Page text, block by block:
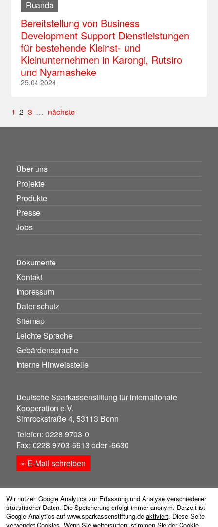
Ruanda
Bereitstellung von Business
Development Support Dienstleistungen
für bestehende Kleinst- und
Kleinunternehmen in Karongi, Rutsiro
und Nyamasheke
25.04.2024
1 2 3 … nächste
Über uns
Projekte
Produkte
Presse
Jobs
Dokumente
Kontakt
Impressum
Datenschutz
Sitemap
Leichte Sprache
Gebärdensprache
Interne Hinweisstelle
Deutsche Sparkassenstiftung für internationale
Kooperation e.V.
Simrockstraße 4, 53113 Bonn
Telefon: 0228 9703-0
Fax: 0228 9703-6613 oder -6630
» E-Mail schreiben
© sparkassenstiftung.de
Wir nutzen Google Analytics zur Erfassung und Analyse verschiedener
statistischer Daten. Die Speicherung erfolgt immer anonym. Derzeit ist
Google Analytics auf www.sparkassenstiftung.de aktiviert. Diese Seite
verwendet Cookies. Wenn Sie weitersurfen, stimmen Sie der Cookie-